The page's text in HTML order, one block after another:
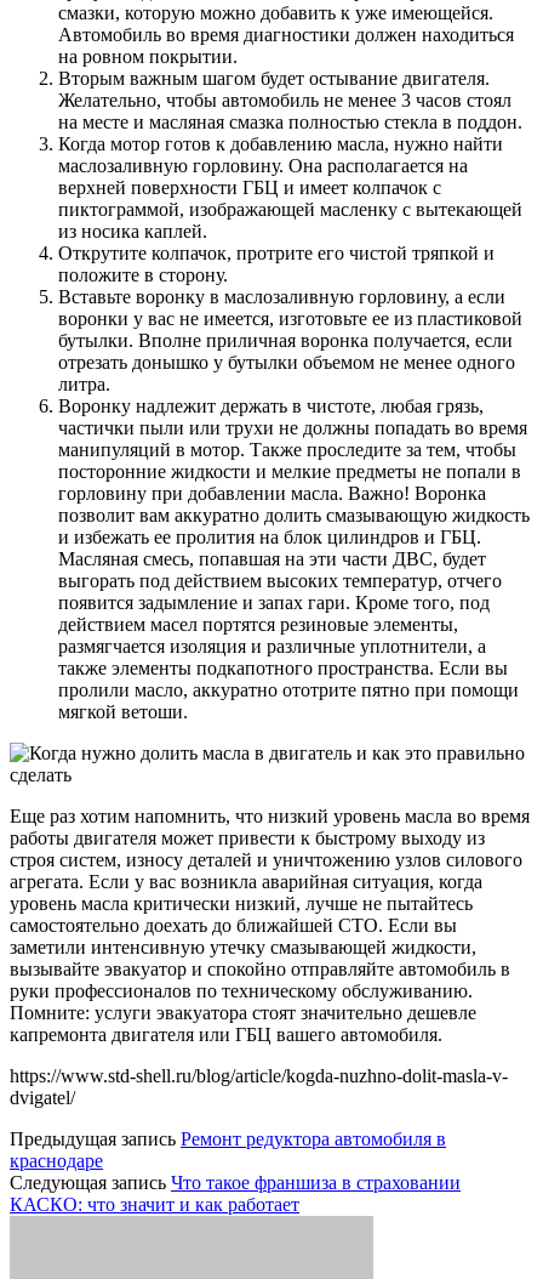
смазки, которую можно добавить к уже имеющейся.
Автомобиль во время диагностики должен находиться
на ровном покрытии.
Вторым важным шагом будет остывание двигателя.
Желательно, чтобы автомобиль не менее 3 часов стоял
на месте и масляная смазка полностью стекла в поддон.
Когда мотор готов к добавлению масла, нужно найти
маслозаливную горловину. Она располагается на
верхней поверхности ГБЦ и имеет колпачок с
пиктограммой, изображающей масленку с вытекающей
из носика каплей.
Открутите колпачок, протрите его чистой тряпкой и
положите в сторону.
Вставьте воронку в маслозаливную горловину, а если
воронки у вас не имеется, изготовьте ее из пластиковой
бутылки. Вполне приличная воронка получается, если
отрезать донышко у бутылки объемом не менее одного
литра.
Воронку надлежит держать в чистоте, любая грязь,
частички пыли или трухи не должны попадать во время
манипуляций в мотор. Также проследите за тем, чтобы
посторонние жидкости и мелкие предметы не попали в
горловину при добавлении масла. Важно! Воронка
позволит вам аккуратно долить смазывающую жидкость
и избежать ее пролития на блок цилиндров и ГБЦ.
Масляная смесь, попавшая на эти части ДВС, будет
выгорать под действием высоких температур, отчего
появится задымление и запах гари. Кроме того, под
действием масел портятся резиновые элементы,
размягчается изоляция и различные уплотнители, а
также элементы подкапотного пространства. Если вы
пролили масло, аккуратно ототрите пятно при помощи
мягкой ветоши.
Еще раз хотим напомнить, что низкий уровень масла во время
работы двигателя может привести к быстрому выходу из
строя систем, износу деталей и уничтожению узлов силового
агрегата. Если у вас возникла аварийная ситуация, когда
уровень масла критически низкий, лучше не пытайтесь
самостоятельно доехать до ближайшей СТО. Если вы
заметили интенсивную утечку смазывающей жидкости,
вызывайте эвакуатор и спокойно отправляйте автомобиль в
руки профессионалов по техническому обслуживанию.
Помните: услуги эвакуатора стоят значительно дешевле
капремонта двигателя или ГБЦ вашего автомобиля.
https://www.std-shell.ru/blog/article/kogda-nuzhno-dolit-masla-v-
dvigatel/
Предыдущая запись Ремонт редуктора автомобиля в
краснодаре
Следующая запись Что такое франшиза в страховании
КАСКО: что значит и как работает